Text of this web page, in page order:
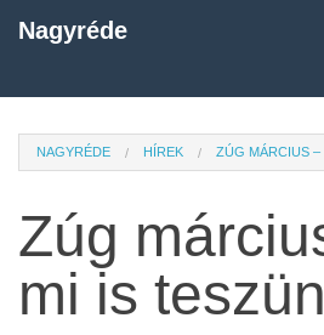
Nagyréde
NAGYRÉDE HÍREK ZÚG MÁRCIUS –
Zúg
mi is